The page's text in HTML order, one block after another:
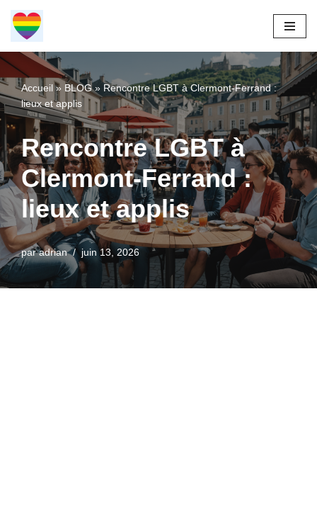
Aller
au
contenu
Accueil» BLOG» Rencontre LGBT à Clermont-Ferrand :
lieux et applis
Rencontre LGBT à
Clermont-Ferrand :
lieux et applis
paradrian juin 13, 2026